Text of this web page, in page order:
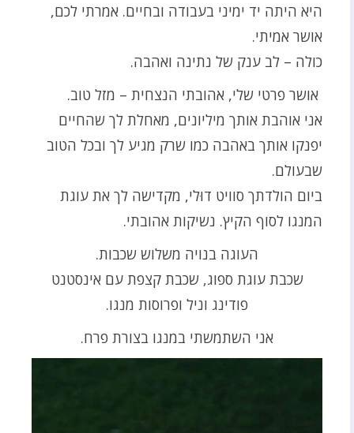
היא היתה יד ימיני בעבודה ובחיים. אמרתי לכם,
אושר אמיתי.
כולה – לב ענק של נתינה ואהבה.
אושר פרטי שלי, אהובתי הנצחית – מזל טוב.
אני אוהבת אותך מיליונים, מאחלת לך שהחיים
יפנקו אותך באהבה כמו שרק מגיע לך ובכל הטוב
שבעולם.
ביום הולדתך סוויט דוּלי, מקדישה לך את עוגת
המנגו לסוף הקיץ. נשיקות אהובתי.
העוגה בנויה משלוש שכבות.
שכבת עוגת ספוג, שכבת קצפת עם אינסטנט
פודינג וניל ופרוסות מנגו.
אני השתמשתי במנגו בצורת פרח.